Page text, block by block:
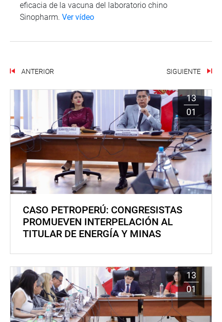
eficacia de la vacuna del laboratorio chino
Sinopharm. Ver vídeo
ANTERIOR SIGUIENTE
13
01
CASO PETROPERÚ: CONGRESISTAS
PROMUEVEN INTERPELACIÓN AL
TITULAR DE ENERGÍA Y MINAS
13
01